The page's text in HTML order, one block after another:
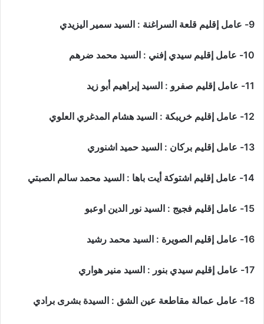
9- عامل إقليم قلعة السراغنة : السيد سمير اليزيدي
10- عامل إقليم سيدي إفني : السيد محمد ضرهم
11- عامل إقليم صفرو : السيد إبراهيم أبو زيد
12- عامل إقليم خريبكة : السيد هشام المدغري العلوي
13- عامل إقليم بركان : السيد حميد اشنوري
14- عامل إقليم اشتوكة أيت باها : السيد محمد سالم الصبتي
15- عامل إقليم فجيج : السيد نور الدين اوعبو
16- عامل إقليم الصويرة : السيد محمد رشيد
17- عامل إقليم سيدي بنور : السيد منير هواري
18- عامل عمالة مقاطعة عين الشق : السيدة بشرى برادي